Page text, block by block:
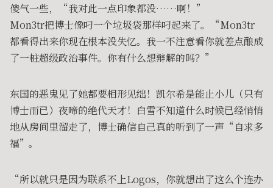
傻气一些，“我对此一点印象都没……啊！”
Mon3tr把博士像叼一个垃圾袋那样叼起来了。“Mon3tr
都看得出来你现在根本没失忆。我一不注意看你就差点酿成
了一桩超级政治事件。你有什么想辩解的吗？”
东国的恶鬼见了她都要相形见绌！凯尔希是能止小儿（只有
博士而已）夜啼的绝代天才！白雪不知道什么时候已经悄悄
地从房间里溜走了，博士确信自己真的听到了一声“自求多
福”。
“所以就只是因为联系不上Logos，你就想出了这么个连办